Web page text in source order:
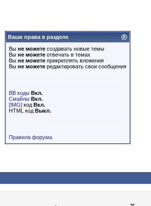
Ваши права в разделе
Вы не можете создавать новые темы
Вы не можете отвечать в темах
Вы не можете прикреплять вложения
Вы не можете редактировать свои сообщения
BB коды Вкл.
Смайлы Вкл.
[IMG] код Вкл.
HTML код Выкл.
Правила форума